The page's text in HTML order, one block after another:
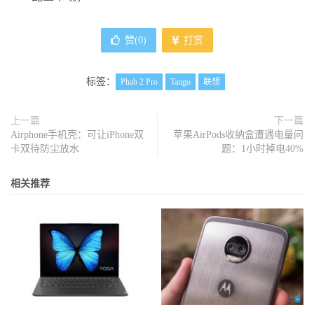
赞(0) 打赏
标签： Phab 2 Pro Tango 联想
上一篇
Airphone手机壳：可让iPhone双
卡双待防尘放水
下一篇
苹果AirPods收纳盒遭遇电量问
题：1小时掉电40%
相关推荐